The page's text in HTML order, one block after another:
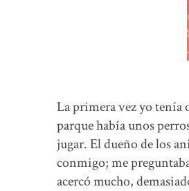
La primera vez yo tenía
parque había unos
jugar. El dueño de los
conmigo; me
acercó mucho,